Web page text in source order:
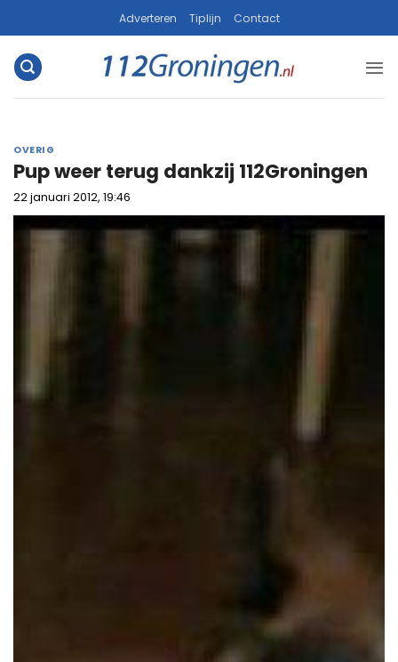
naar
inhoud
Adverteren Tiplijn Contact
OVERIG
Pup weer terug dankzij 112Groningen
22 januari 2012, 19:46